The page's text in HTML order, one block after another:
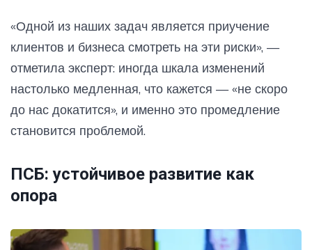
«Одной из наших задач является приучение
клиентов и бизнеса смотреть на эти риски», —
отметила эксперт: иногда шкала изменений
настолько медленная, что кажется — «не скоро
до нас докатится», и именно это промедление
становится проблемой.
ПСБ: устойчивое развитие как
опора